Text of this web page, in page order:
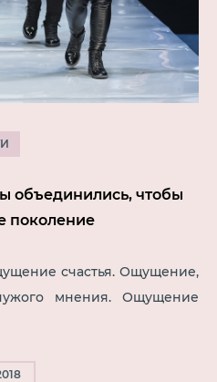
объединились, чтобы
поколение
счастья. Ощущение,
мнения. Ощущение